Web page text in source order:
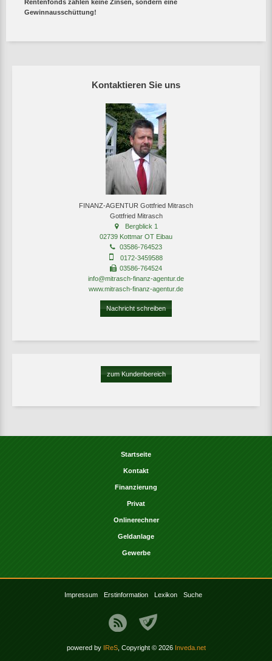
Kontaktieren Sie uns
FINANZ-AGENTUR Gottfried Mitrasch
Gottfried Mitrasch
Bergblick 1
02739 Kottmar OT Eibau
03586-764523
0172-3459588
03586-764524
info@mitrasch-finanz-agentur.de
www.mitrasch-finanz-agentur.de
Nachricht schreiben
zum Kundenbereich
Rentenfonds zahlen keine Zinsen, sondern eine
Gewinnausschüttung!
Startseite
Kontakt
Finanzierung
Privat
Onlinerechner
Geldanlage
Gewerbe
Impressum Erstinformation Lexikon Suche
powered by IReS, Copyright © 2026 Inveda.net